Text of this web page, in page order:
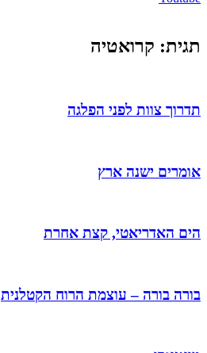
תגית: קרואטיה
תדרוך צוות לפני הפלגה
אומרים ישנה ארץ
הים האדריאטי, קצת אחרת
בורה בורה – עוצמת הרוח הקטלנית